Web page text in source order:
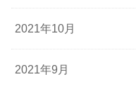
2021年10月
2021年9月